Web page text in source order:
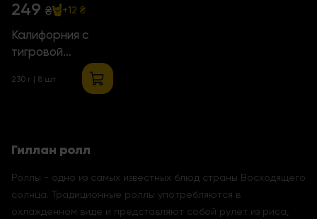
249 ₴ +12 ₴
Калифорния с
тигровой
230 г | 8 шт
Гиллан ролл
Роллы - одно из самых известных блюд страны Восходящего
солнца. Традиционные роллы употребляются в
охлажденном виде и представляют собой рулет из риса,